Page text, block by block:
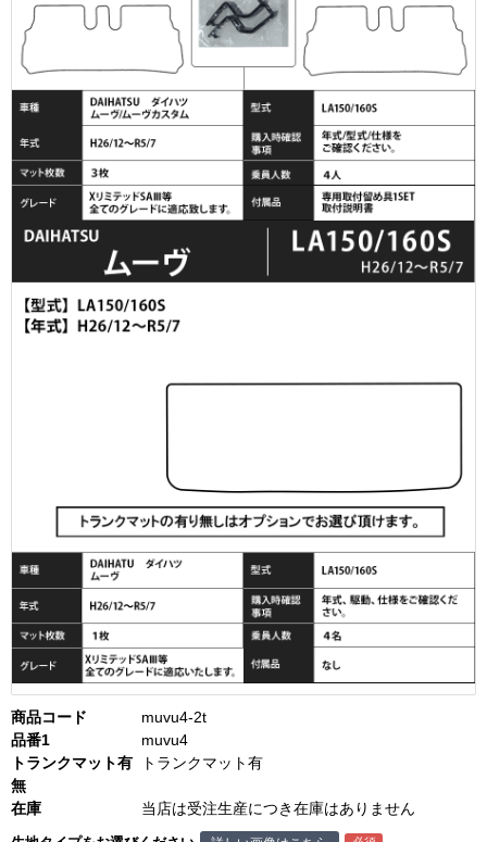
商品コード
muvu4-2t
品番1
muvu4
トランクマット有
無
トランクマット有
在庫 当店は受注生産につき在庫はありません